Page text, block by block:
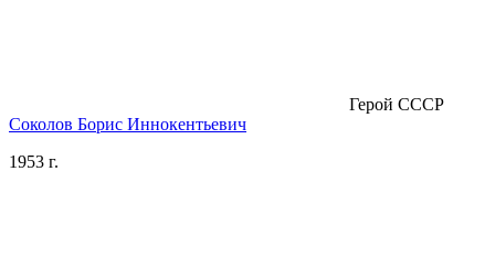
Герой СССР
Соколов Борис Иннокентьевич
1953 г.